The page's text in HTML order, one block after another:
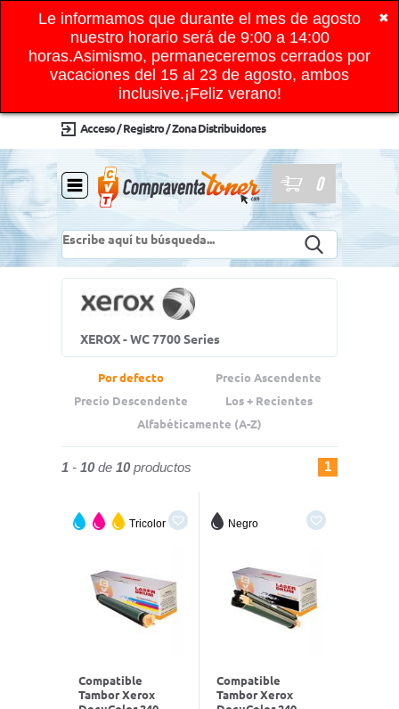
✖
Le informamos que durante el mes de agosto
nuestro horario será de 9:00 a 14:00
horas.Asimismo, permaneceremos cerrados por
vacaciones del 15 al 23 de agosto, ambos
inclusive.¡Feliz verano!
Acceso / Registro / Zona Distribuidores
0
XEROX - WC 7700 Series
Por defecto
Precio Ascendente
Precio Descendente
Los + Recientes
Alfabéticamente (A-Z)
1 - 10de 10productos 1
Tricolor
Compatible
Tambor Xerox
Negro
Compatible
Tambor Xerox